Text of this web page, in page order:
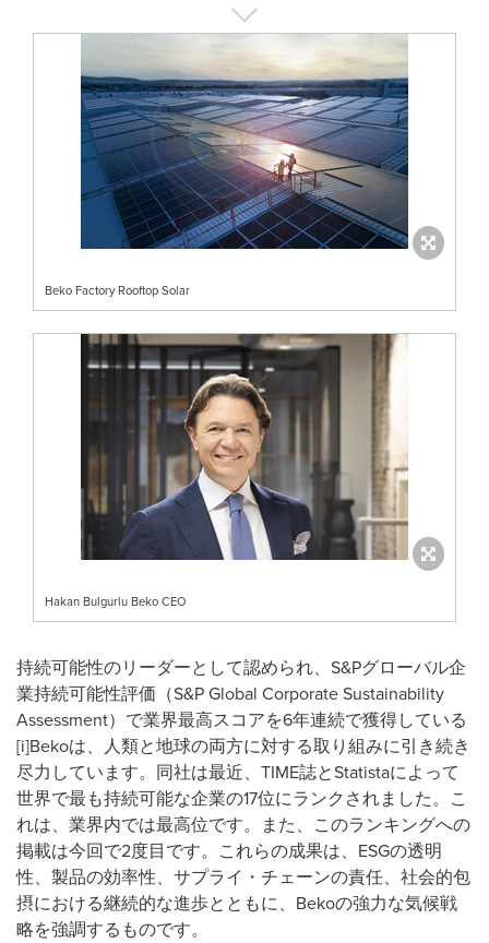
Beko Factory Rooftop Solar
Hakan Bulgurlu Beko CEO
持続可能性のリーダーとして認められ、S&Pグローバル企
業持続可能性評価（S&P Global Corporate Sustainability
Assessment）で業界最高スコアを6年連続で獲得している
[i]Bekoは、人類と地球の両方に対する取り組みに引き続き
尽力しています。同社は最近、TIME誌とStatistaによって
世界で最も持続可能な企業の17位にランクされました。こ
れは、業界内では最高位です。また、このランキングへの
掲載は今回で2度目です。これらの成果は、ESGの透明
性、製品の効率性、サプライ・チェーンの責任、社会的包
摂における継続的な進歩とともに、Bekoの強力な気候戦
略を強調するものです。